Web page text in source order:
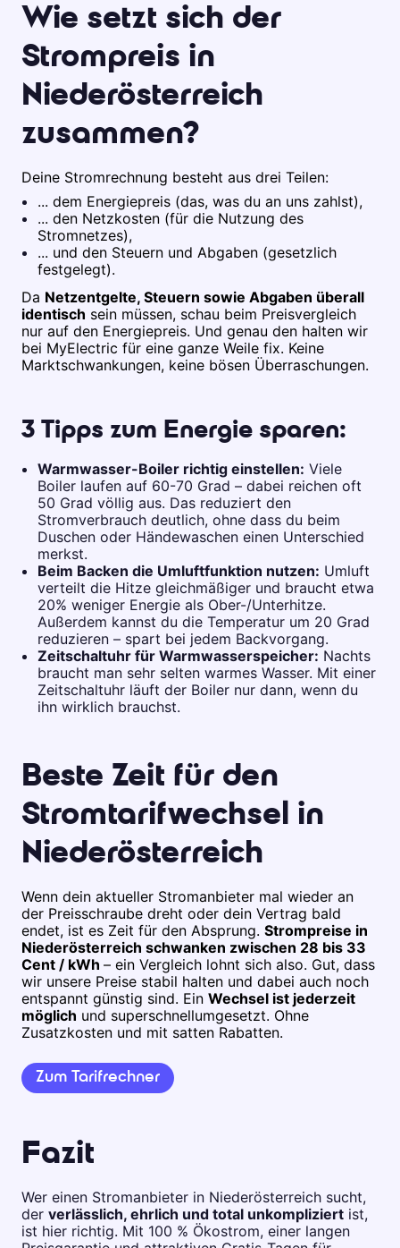
Wie setzt sich der
Strompreis in
Niederösterreich
zusammen?
Deine Stromrechnung besteht aus drei Teilen:
... dem Energiepreis (das, was du an uns zahlst),
... den Netzkosten (für die Nutzung des
Stromnetzes),
... und den Steuern und Abgaben (gesetzlich
festgelegt).
Da Netzentgelte, Steuern sowie Abgaben überall
identisch sein müssen, schau beim Preisvergleich
nur auf den Energiepreis. Und genau den halten wir
bei MyElectric für eine ganze Weile fix. Keine
Marktschwankungen, keine bösen Überraschungen.
3 Tipps zum Energie sparen:
Warmwasser-Boiler richtig einstellen: Viele
Boiler laufen auf 60-70 Grad – dabei reichen oft
50 Grad völlig aus. Das reduziert den
Stromverbrauch deutlich, ohne dass du beim
Duschen oder Händewaschen einen Unterschied
merkst.
Beim Backen die Umluftfunktion nutzen: Umluft
verteilt die Hitze gleichmäßiger und braucht etwa
20% weniger Energie als Ober-/Unterhitze.
Außerdem kannst du die Temperatur um 20 Grad
reduzieren – spart bei jedem Backvorgang.
Zeitschaltuhr für Warmwasserspeicher: Nachts
braucht man sehr selten warmes Wasser. Mit einer
Zeitschaltuhr läuft der Boiler nur dann, wenn du
ihn wirklich brauchst.
Beste Zeit für den
Stromtarifwechsel in
Niederösterreich
Wenn dein aktueller Stromanbieter mal wieder an
der Preisschraube dreht oder dein Vertrag bald
endet, ist es Zeit für den Absprung. Strompreise in
Niederösterreich schwanken zwischen 28 bis 33
Cent / kWh – ein Vergleich lohnt sich also. Gut, dass
wir unsere Preise stabil halten und dabei auch noch
entspannt günstig sind. Ein Wechsel ist jederzeit
möglich und superschnellumgesetzt. Ohne
Zusatzkosten und mit satten Rabatten.
Zum Tarifrechner
Fazit
Wer einen Stromanbieter in Niederösterreich sucht,
der verlässlich, ehrlich und total unkompliziert ist,
ist hier richtig. Mit 100 % Ökostrom, einer langen